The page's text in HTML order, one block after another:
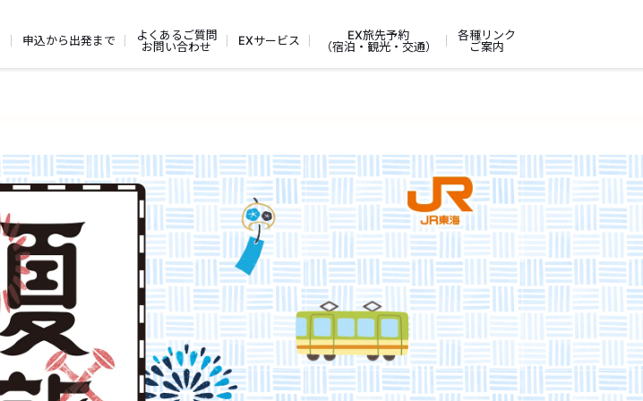
申込から出発まで
よくあるご質問
お問い合わせ
EXサービス
EX旅先予約
（宿泊・観光・交通）
各種リンク
ご案内